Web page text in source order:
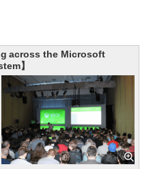
across the Microsoft
】